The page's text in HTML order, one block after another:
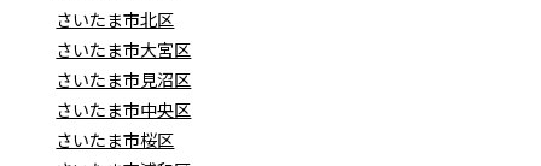
さいたま市北区
さいたま市大宮区
さいたま市見沼区
さいたま市中央区
さいたま市桜区